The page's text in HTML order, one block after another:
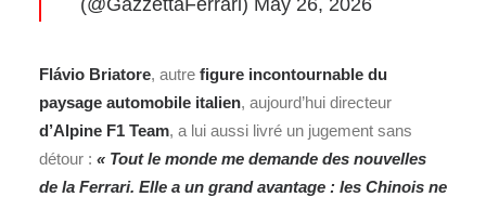
(@GazzettaFerrari) May 26, 2026
Flávio Briatore, autre figure incontournable du
paysage automobile italien, aujourd’hui directeur
d’Alpine F1 Team, a lui aussi livré un jugement sans
détour : « Tout le monde me demande des nouvelles
de la Ferrari. Elle a un grand avantage : les Chinois ne